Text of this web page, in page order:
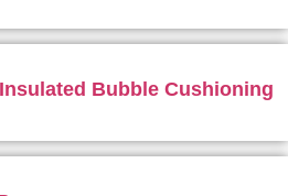
Bubble Cushioning